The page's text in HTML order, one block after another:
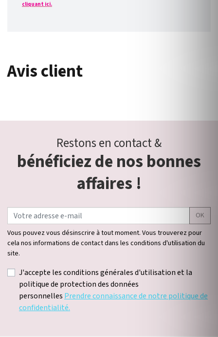
cliquant ici.
Avis client
Restons en contact &
bénéficiez de nos bonnes
affaires !
OK
Vous pouvez vous désinscrire à tout moment. Vous trouverez pour
cela nos informations de contact dans les conditions d'utilisation du
site.
J'accepte les conditions générales d'utilisation et la
politique de protection des données
personnelles Prendre connaissance de notre politique de
confidentialité.